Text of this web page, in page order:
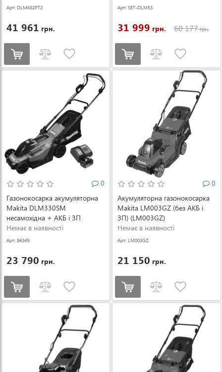
Арт: DLM432PT2
41 961 грн.
Арт: SET-DLM53
31 999 грн. 60 177грн.
0
Газонокосарка акумуляторна
Makita DLM330SM
несамохідна + АКБ і ЗП
(DLM330SM)
Немає в наявності
Арт: 84349
23 790 грн.
0
Акумуляторна газонокосарка
Makita LM003GZ (без АКБ і
ЗП) (LM003GZ)
Немає в наявності
Арт: LM003GZ
21 150 грн.